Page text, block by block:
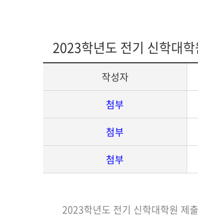
2023학년도 전기 신학대
작성자
첨부
첨부
첨부
게
2023학년도 전기 신학대학원 제